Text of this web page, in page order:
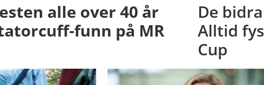
alle over 40 år
funn på MR
De
Alltid
Cup